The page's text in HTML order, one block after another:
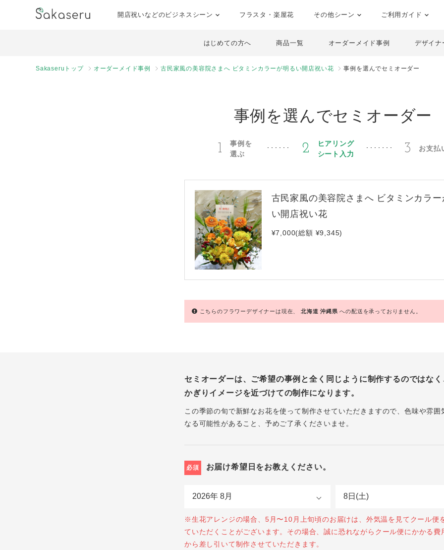
開店祝いなどのビジネスシーン フラスタ・楽屋花 その他シーン ご利用ガイド
はじめての方へ 商品一覧 オーダーメイド事例 デザイナ
Sakaseruトップ オーダーメイド事例 古民家風の美容院さまへ ビタミンカラーが明るい開店祝い花 事例を選んでセミオーダー
事例を選んでセミオーダー
1
事例を
選ぶ
2
ヒアリング
シート入力
3 お支払
古民家風の美容院さまへ ビタミンカラ
い開店祝い花
¥7,000(総額 ¥9,345)
こちらのフラワーデザイナーは現在、北海道沖縄県への配送を承っておりません。
セミオーダーは、ご希望の事例と全く同じように制作するのではな
かぎりイメージを近づけての制作になります。
この季節の旬で新鮮なお花を使って制作させていただきますので、色味や雰囲
なる可能性があること、予めご了承くださいませ。
必須 お届け希望日をお教えください。
※生花アレンジの場合、5月〜10月上旬頃のお届けは、外気温を見てクール便
ていただくことがございます。その場合、誠に恐れながらクール便にかかる費
から差し引いて制作させていただきます。